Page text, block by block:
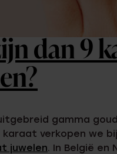
dan 9
gamma
karaat verkopen we
juwelen. In België en